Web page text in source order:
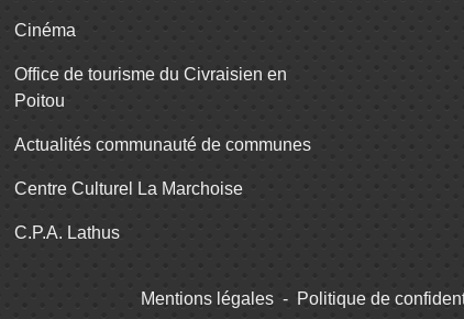
Cinéma
Office de tourisme du Civraisien en
Poitou
Actualités communauté de communes
Centre Culturel La Marchoise
C.P.A. Lathus
Mentions légales - Politique de